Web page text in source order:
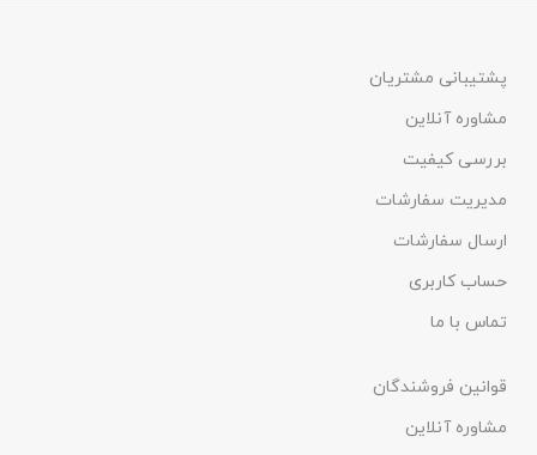
پشتیبانی مشتریان
مشاوره آنلاین
بررسی کیفیت
مدیریت سفارشات
ارسال سفارشات
حساب کاربری
تماس با ما
قوانین فروشندگان
مشاوره آنلاین